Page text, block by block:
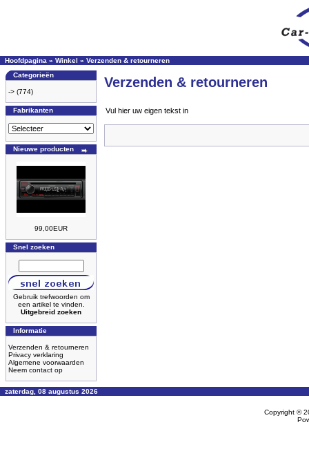
Hoofdpagina » Winkel » Verzenden & retourneren
Categorieën
-> (774)
Fabrikanten
Nieuwe producten
99,00EUR
Snel zoeken
Gebruik trefwoorden om
een artikel te vinden.
Uitgebreid zoeken
Informatie
Verzenden & retourneren
Privacy verklaring
Algemene voorwaarden
Neem contact op
Verzenden & retourneren
Vul hier uw eigen tekst in
zaterdag, 08 augustus 2026
Copyright ©